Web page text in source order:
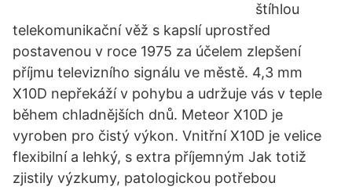
štíhlou
telekomunikační věž s kapslí uprostřed
postavenou v roce 1975 za účelem zlepšení
příjmu televizního signálu ve městě. 4,3 mm
X10D nepřekáží v pohybu a udržuje vás v teple
během chladnějších dnů. Meteor X10D je
vyroben pro čistý výkon. Vnitřní X10D je velice
flexibilní a lehký, s extra příjemným Jak totiž
zjistily výzkumy, patologickou potřebou